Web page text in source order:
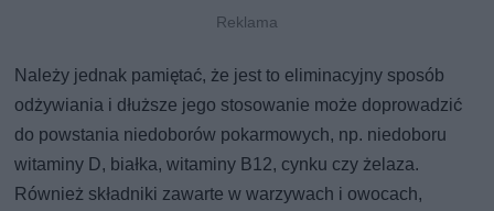
Należy jednak pamiętać, że jest to eliminacyjny sposób
odżywiania i dłuższe jego stosowanie może doprowadzić
do powstania niedoborów pokarmowych, np. niedoboru
witaminy D, białka, witaminy B12, cynku czy żelaza.
Również składniki zawarte w warzywach i owocach,